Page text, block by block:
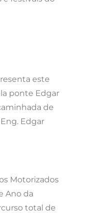
este
ponte Edgar
de
Edgar
Motorizados
Ano da
total de